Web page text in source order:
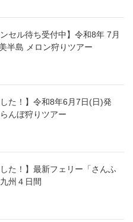
セル待ち受付中】令和8年 7月
半島 メロン狩りツアー
した！】令和8年6月7日(日)発
んぼ狩りツアー
た！】最新フェリー「さんふ
州４日間